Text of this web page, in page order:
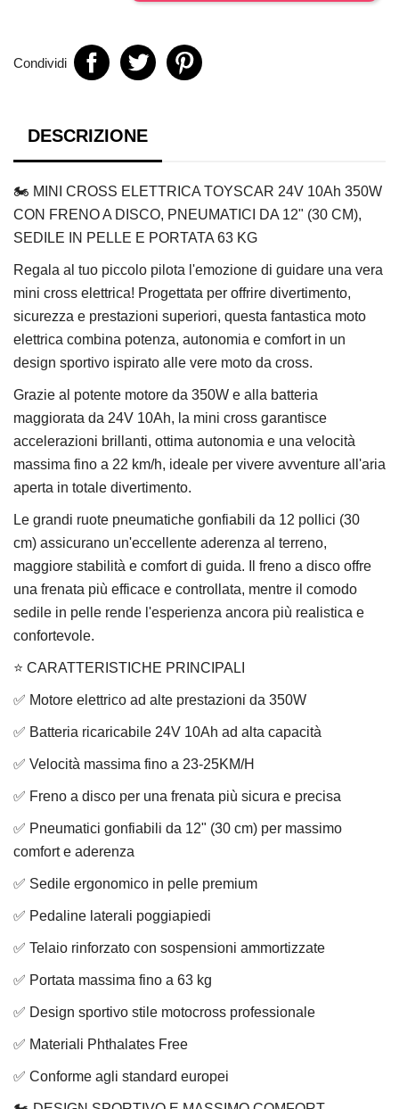
Condividi
DESCRIZIONE
🏍️ MINI CROSS ELETTRICA TOYSCAR 24V 10Ah 350W
CON FRENO A DISCO, PNEUMATICI DA 12" (30 CM),
SEDILE IN PELLE E PORTATA 63 KG
Regala al tuo piccolo pilota l'emozione di guidare una vera
mini cross elettrica! Progettata per offrire divertimento,
sicurezza e prestazioni superiori, questa fantastica moto
elettrica combina potenza, autonomia e comfort in un
design sportivo ispirato alle vere moto da cross.
Grazie al potente motore da 350W e alla batteria
maggiorata da 24V 10Ah, la mini cross garantisce
accelerazioni brillanti, ottima autonomia e una velocità
massima fino a 22 km/h, ideale per vivere avventure all'aria
aperta in totale divertimento.
Le grandi ruote pneumatiche gonfiabili da 12 pollici (30
cm) assicurano un'eccellente aderenza al terreno,
maggiore stabilità e comfort di guida. Il freno a disco offre
una frenata più efficace e controllata, mentre il comodo
sedile in pelle rende l'esperienza ancora più realistica e
confortevole.
⭐ CARATTERISTICHE PRINCIPALI
✅ Motore elettrico ad alte prestazioni da 350W
✅ Batteria ricaricabile 24V 10Ah ad alta capacità
✅ Velocità massima fino a 23-25KM/H
✅ Freno a disco per una frenata più sicura e precisa
✅ Pneumatici gonfiabili da 12" (30 cm) per massimo
comfort e aderenza
✅ Sedile ergonomico in pelle premium
✅ Pedaline laterali poggiapiedi
✅ Telaio rinforzato con sospensioni ammortizzate
✅ Portata massima fino a 63 kg
✅ Design sportivo stile motocross professionale
✅ Materiali Phthalates Free
✅ Conforme agli standard europei